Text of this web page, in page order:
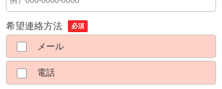
希望連絡方法 必須
メール
電話